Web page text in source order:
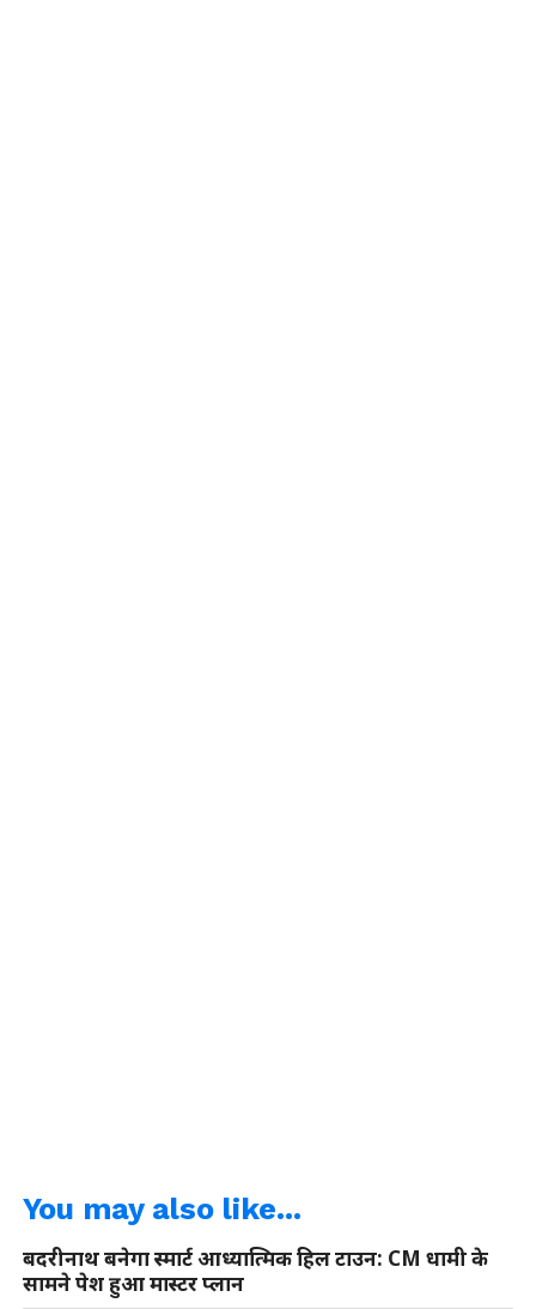
You may also like...
बदरीनाथ बनेगा स्मार्ट आध्यात्मिक हिल टाउन: CM धामी के
सामने पेश हुआ मास्टर प्लान